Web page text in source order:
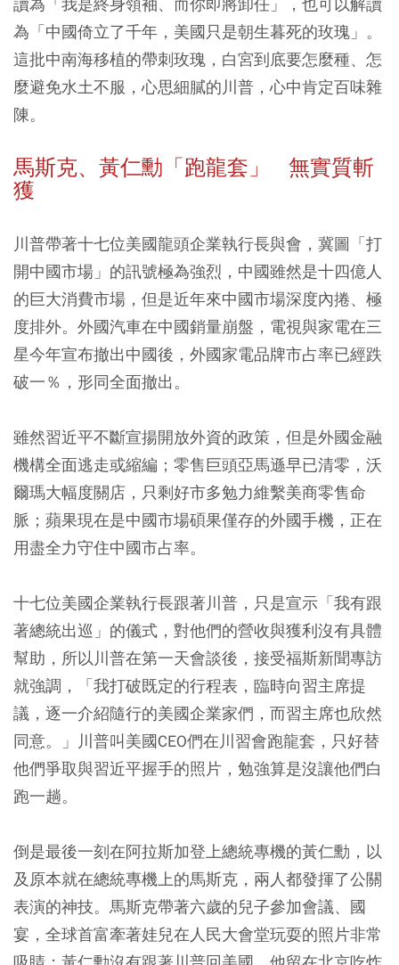
讀為「我是終身領袖、而你即將卸任」，也可以解讀
為「中國倚立了千年，美國只是朝生暮死的玫瑰」。
這批中南海移植的帶刺玫瑰，白宮到底要怎麼種、怎
麼避免水土不服，心思細膩的川普，心中肯定百味雜
陳。
馬斯克、黃仁勳「跑龍套」 無實質斬
獲
川普帶著十七位美國龍頭企業執行長與會，冀圖「打
開中國市場」的訊號極為強烈，中國雖然是十四億人
的巨大消費市場，但是近年來中國市場深度內捲、極
度排外。外國汽車在中國銷量崩盤，電視與家電在三
星今年宣布撤出中國後，外國家電品牌市占率已經跌
破一％，形同全面撤出。
雖然習近平不斷宣揚開放外資的政策，但是外國金融
機構全面逃走或縮編；零售巨頭亞馬遜早已清零，沃
爾瑪大幅度關店，只剩好市多勉力維繫美商零售命
脈；蘋果現在是中國市場碩果僅存的外國手機，正在
用盡全力守住中國市占率。
十七位美國企業執行長跟著川普，只是宣示「我有跟
著總統出巡」的儀式，對他們的營收與獲利沒有具體
幫助，所以川普在第一天會談後，接受福斯新聞專訪
就強調，「我打破既定的行程表，臨時向習主席提
議，逐一介紹隨行的美國企業家們，而習主席也欣然
同意。」川普叫美國CEO們在川習會跑龍套，只好替
他們爭取與習近平握手的照片，勉強算是沒讓他們白
跑一趟。
倒是最後一刻在阿拉斯加登上總統專機的黃仁勳，以
及原本就在總統專機上的馬斯克，兩人都發揮了公關
表演的神技。馬斯克帶著六歲的兒子參加會議、國
宴，全球首富牽著娃兒在人民大會堂玩耍的照片非常